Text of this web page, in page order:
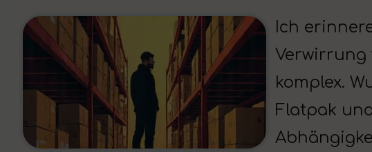
Ich
Verwirrung
komplex.
Flatpak